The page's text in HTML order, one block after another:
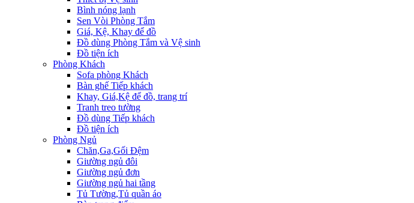
Bình nóng lạnh
Sen Vòi Phòng Tắm
Giá, Kệ, Khay để đồ
Đồ dùng Phòng Tắm và Vệ sinh
Đồ tiện ích
Phòng Khách
Sofa phòng Khách
Bàn ghế Tiếp khách
Khay, Giá,Kệ để đồ, trang trí
Tranh treo tường
Đồ dùng Tiếp khách
Đồ tiện ích
Phòng Ngủ
Chăn,Ga,Gối Đệm
Giường ngủ đôi
Giường ngủ đơn
Giường ngủ hai tầng
Tủ Tường,Tủ quần áo